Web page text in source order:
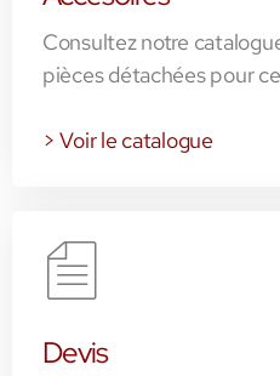
Consultez notre
pièces détachées pour
> Voir le catalogue
Devis